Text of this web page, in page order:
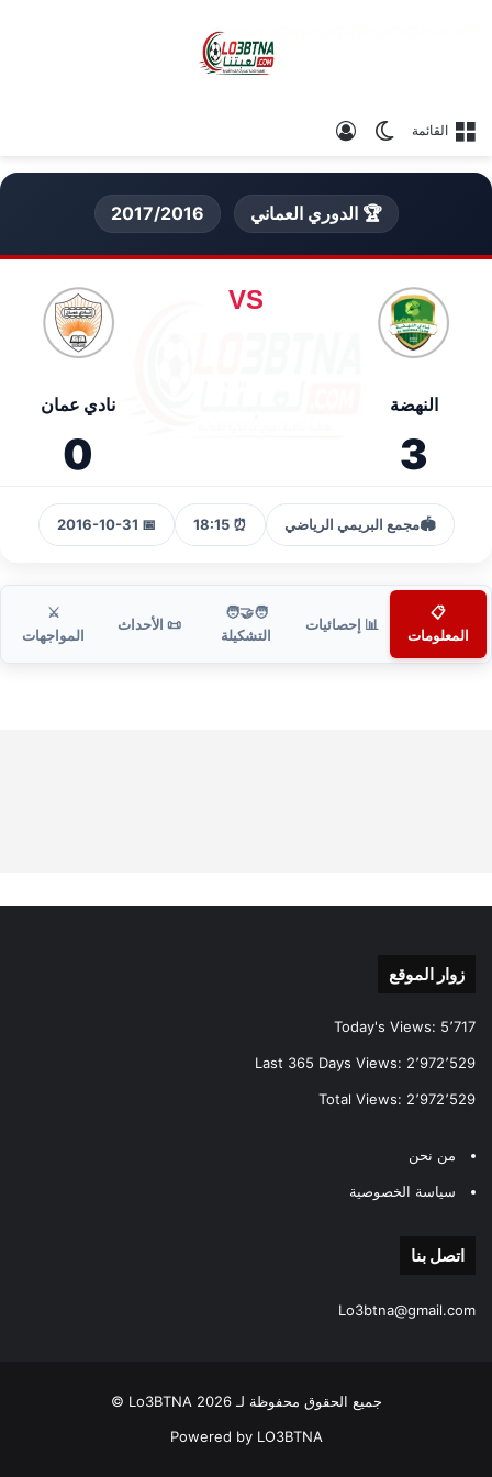
القائمة الوضع المظلم
🏆 الدوري العماني 2017/2016
النهضة
3
VS
نادي عمان
0
🏟️مجمع البريمي الرياضي ⏰ 18:15
📅 2016-10-31
📋
المعلومات
📊 إحصائيات
🧑‍🤝‍🧑
التشكيلة
📜 الأحداث
⚔️
المواجهات
زوار الموقع
Today's Views: 5٬717
Last 365 Days Views: 2٬972٬529
Total Views: 2٬972٬529
من نحن
سياسة الخصوصية
اتصل بنا
Lo3btna@gmail.com
جميع الحقوق محفوظة لـ Lo3BTNA 2026 ©
Powered by LO3BTNA